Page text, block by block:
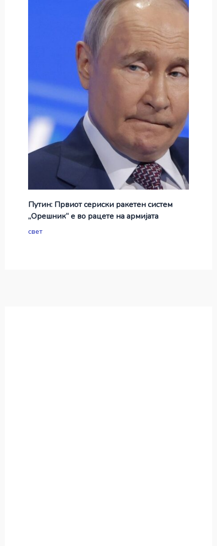
Путин: Првиот сериски ракетен систем
„Орешник“ е во рацете на армијата
свет